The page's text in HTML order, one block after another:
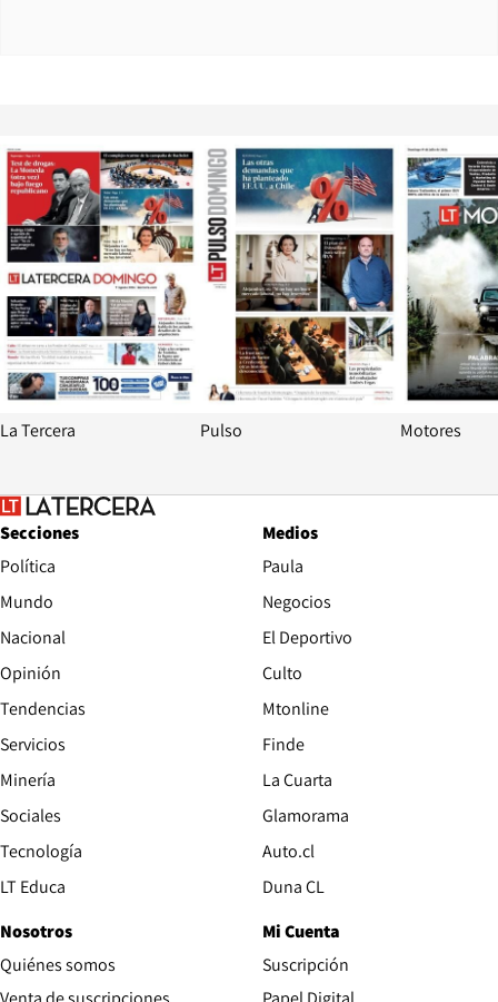
Opens in new window
La Tercera
Opens in
Pulso Motores
Secciones
Política
Mundo
Nacional
Opinión
Tendencias
Servicios
Minería
Sociales
Tecnología
LT Educa
Medios
Paula
Negocios
El Deportivo
Culto
Mtonline
Finde
La Cuarta
Glamorama
Auto.cl
Duna CL
Nosotros
Quiénes somos
Mi Cuenta
Suscripción